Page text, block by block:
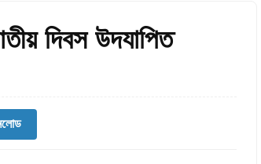
দিবস উদযাপিত